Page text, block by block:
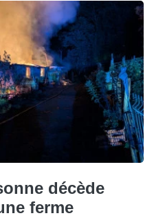
décède
ferme